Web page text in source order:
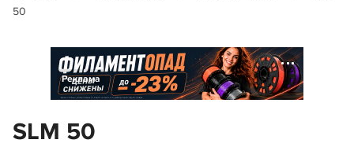
50
Реклама
SLM 50